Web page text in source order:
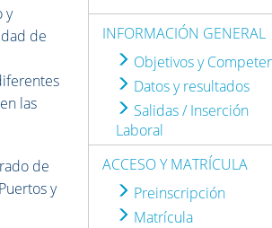
y
de
las
de
y
INFORMACIÓN GENERAL
Objetivos y
Datos y resultados
Salidas / Inserción
Laboral
ACCESO Y MATRÍCULA
Preinscripción
Matrícula